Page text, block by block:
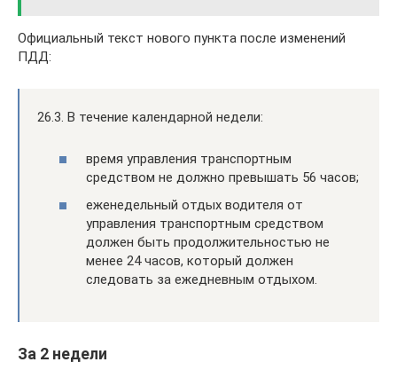
Официальный текст нового пункта после изменений
ПДД:
26.3. В течение календарной недели:
время управления транспортным
средством не должно превышать 56 часов;
еженедельный отдых водителя от
управления транспортным средством
должен быть продолжительностью не
менее 24 часов, который должен
следовать за ежедневным отдыхом.
За 2 недели